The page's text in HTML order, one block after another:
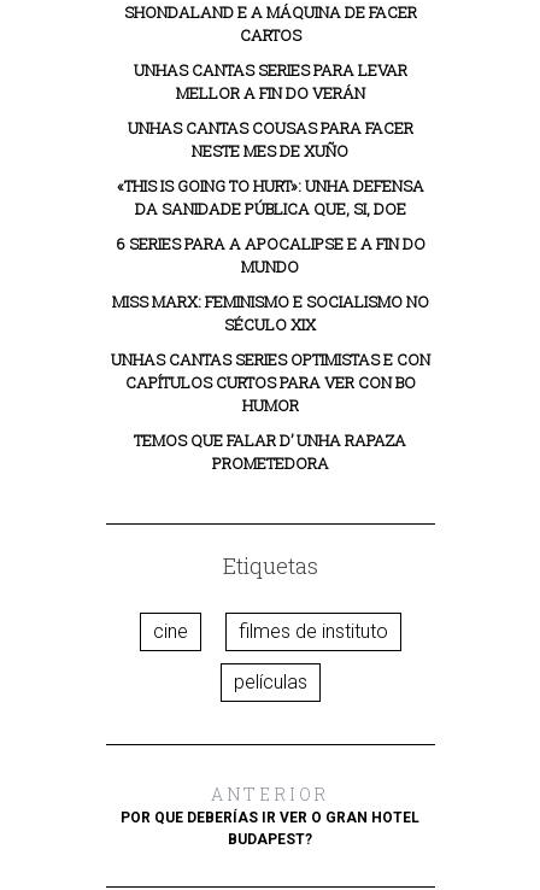
SHONDALAND E A MÁQUINA DE FACER
CARTOS
UNHAS CANTAS SERIES PARA LEVAR
MELLOR A FIN DO VERÁN
UNHAS CANTAS COUSAS PARA FACER
NESTE MES DE XUÑO
«THIS IS GOING TO HURT»: UNHA DEFENSA
DA SANIDADE PÚBLICA QUE, SI, DOE
6 SERIES PARA A APOCALIPSE E A FIN DO
MUNDO
MISS MARX: FEMINISMO E SOCIALISMO NO
SÉCULO XIX
UNHAS CANTAS SERIES OPTIMISTAS E CON
CAPÍTULOS CURTOS PARA VER CON BO
HUMOR
TEMOS QUE FALAR D’ UNHA RAPAZA
PROMETEDORA
Etiquetas
cine filmes de instituto
películas
ANTERIOR
POR QUE DEBERÍAS IR VER O GRAN HOTEL
BUDAPEST?